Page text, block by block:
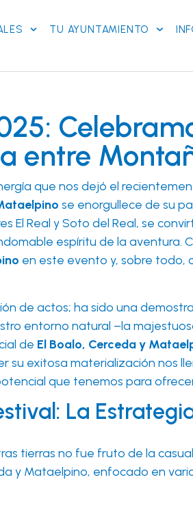
TU AYUNTAMIENTO
entre
que nos dejó el
se enorgullece de su
El Real y Soto del Real, se
espíritu de la aventura.
en este evento y, sobre todo,
de actos; ha sido una
entorno natural –la
de El Boalo, Cerceda y
su exitosa materialización nos
que tenemos para
La
tierras no fue fruto de la
y Mataelpino, enfocado en